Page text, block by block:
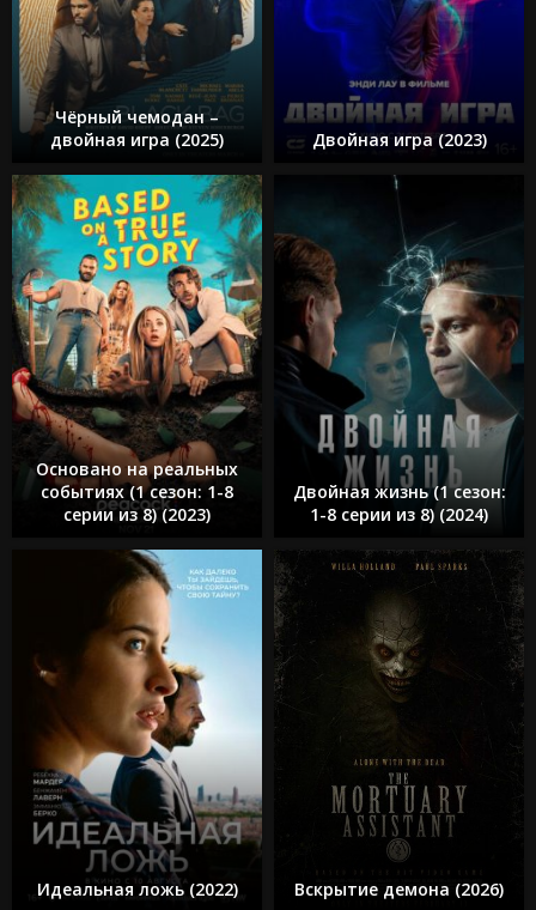
Чёрный чемодан –
двойная игра (2025)
Двойная игра (2023)
Основано на реальных
событиях (1 сезон: 1-8
серии из 8) (2023)
Двойная жизнь (1 сезон:
1-8 серии из 8) (2024)
Идеальная ложь (2022) Вскрытие демона (2026)